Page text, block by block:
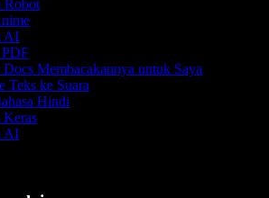
Robot
AI
PDF
Membacakannya untuk Saya
Teks ke Suara
Hindi
AI